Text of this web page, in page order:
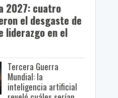
2027: cuatro
el desgaste de
liderazgo en el
Tercera Guerra
Mundial: la
inteligencia artificial